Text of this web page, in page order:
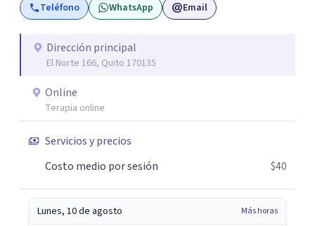
Teléfono WhatsApp Email
Dirección principal
El Norte 166, Quito 170135
Online
Terapia online
Servicios y precios
Costo medio por sesión
$40
Lunes, 10 de agosto Más horas